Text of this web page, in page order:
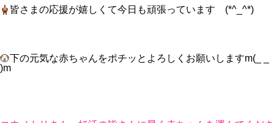
皆さまの応援が嬉しくて今日も頑張っています (*^_^*)
下の元気な赤ちゃんをポチッとよろしくお願いしますm(_ _
)m